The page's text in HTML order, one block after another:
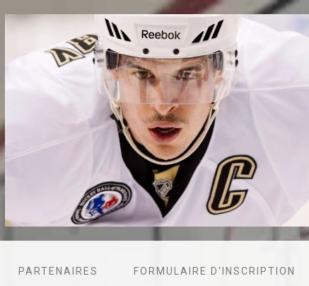
PARTENAIRES FORMULAIRE D'INSCRIPTION